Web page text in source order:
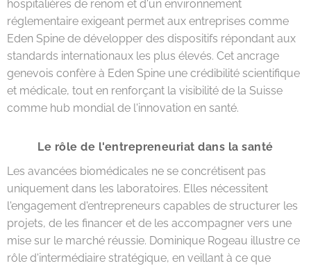
hospitalières de renom et d'un environnement
réglementaire exigeant permet aux entreprises comme
Eden Spine de développer des dispositifs répondant aux
standards internationaux les plus élevés. Cet ancrage
genevois confère à Eden Spine une crédibilité scientifique
et médicale, tout en renforçant la visibilité de la Suisse
comme hub mondial de l'innovation en santé.
Le rôle de l'entrepreneuriat dans la santé
Les avancées biomédicales ne se concrétisent pas
uniquement dans les laboratoires. Elles nécessitent
l'engagement d'entrepreneurs capables de structurer les
projets, de les financer et de les accompagner vers une
mise sur le marché réussie. Dominique Rogeau illustre ce
rôle d'intermédiaire stratégique, en veillant à ce que